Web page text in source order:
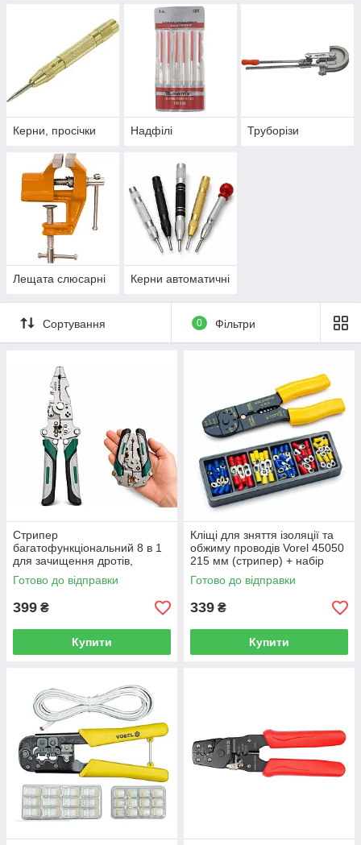
Керни, просічки Надфілі Труборізи
Лещата слюсарні Керни автоматичні
Сортування 0 Фільтри
Стрипер
багатофункціональний 8 в 1
для зачищення дротів,
різання кабелю та
обтискання клем 205 мм,
Готово до відправки
399 ₴
Купити
Кліщі для зняття ізоляції та
обжиму проводів Vorel 45050
215 мм (стрипер) + набір
клем 100 шт
Готово до відправки
339 ₴
Купити